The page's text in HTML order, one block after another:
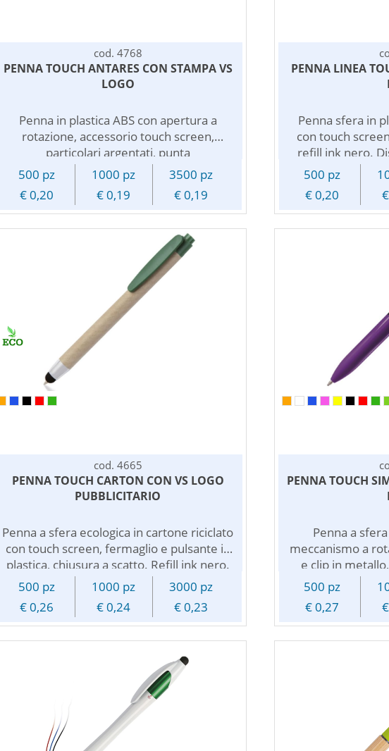
cod. 4768
PENNA TOUCH ANTARES CON STAMPA VS
LOGO
Penna in plastica ABS con apertura a
rotazione, accessorio touch screen,
particolari argentati, punta
ultrascorrevole, inchiostro nero.
Disponibile in vari colori, personalizzabile
con logo pubblicitario.
500 pz 1000 pz
3500 pz
€ 0,20
€ 0,19 € 0,19
PENNA LINEA
Penna sfera in
con touch
refill ink nero.
500 pz
€ 0,20
cod. 4665
PENNA TOUCH CARTON CON VS LOGO
PUBBLICITARIO
Penna a sfera ecologica in cartone riciclato
con touch screen, fermaglio e pulsante in
plastica, chiusura a scatto. Refill ink nero.
Personalizzabile con vostro logo
pubblicitario.
500 pz 1000 pz
3000 pz
€ 0,26
€ 0,24 € 0,23
PENNA TOUCH
Penna a
meccanismo a
e clip in
500 pz
€ 0,27